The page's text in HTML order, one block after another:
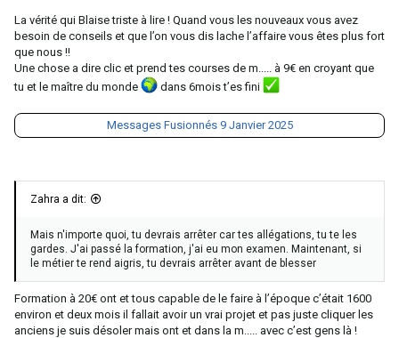
La vérité qui Blaise triste à lire ! Quand vous les nouveaux vous avez
besoin de conseils et que l’on vous dis lache l’affaire vous êtes plus fort
que nous !!
Une chose a dire clic et prend tes courses de m..... à 9€ en croyant que
tu et le maître du monde
dans 6mois t’es fini
Messages Fusionnés 9 Janvier 2025
Zahra a dit:
Mais n'importe quoi, tu devrais arrêter car tes allégations, tu te les
gardes. J'ai passé la formation, j'ai eu mon examen. Maintenant, si
le métier te rend aigris, tu devrais arrêter avant de blesser
Formation à 20€ ont et tous capable de le faire à l’époque c’était 1600
environ et deux mois il fallait avoir un vrai projet et pas juste cliquer les
anciens je suis désoler mais ont et dans la m..... avec c’est gens là !